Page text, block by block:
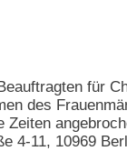
für
des
Zeiten
4-11, 10969